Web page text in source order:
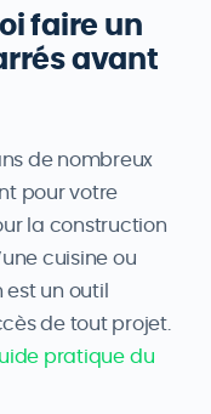
faire un
avant
de nombreux
pour votre
la construction
cuisine ou
est un outil
de tout projet.
pratique du